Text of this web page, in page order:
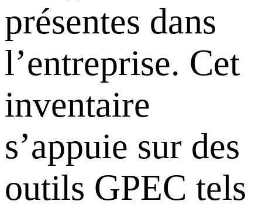
présentes dans
l’entreprise. Cet
inventaire
s’appuie sur des
outils GPEC tels